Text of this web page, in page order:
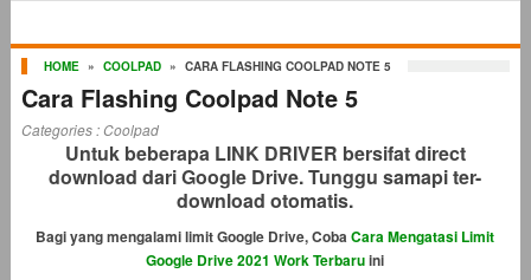
HOME » COOLPAD » CARA FLASHING COOLPAD NOTE 5
Cara Flashing Coolpad Note 5
Categories : Coolpad
Untuk beberapa LINK DRIVER bersifat direct
download dari Google Drive. Tunggu samapi ter-
download otomatis.
Bagi yang mengalami limit Google Drive, CobaCara Mengatasi Limit
Google Drive 2021 Work Terbaruini